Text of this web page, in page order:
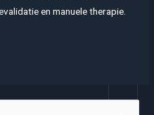
en manuele therapie.